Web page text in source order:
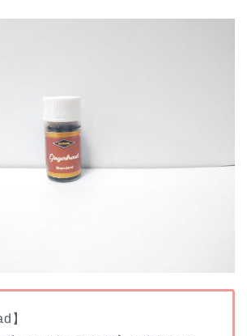
】